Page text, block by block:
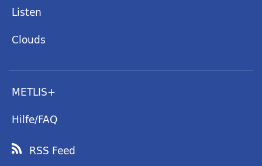
Listen
Clouds
METLIS+
Hilfe/FAQ
RSS Feed